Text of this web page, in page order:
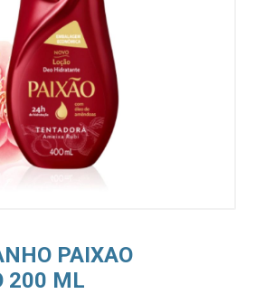
PAIXAO
200 ML